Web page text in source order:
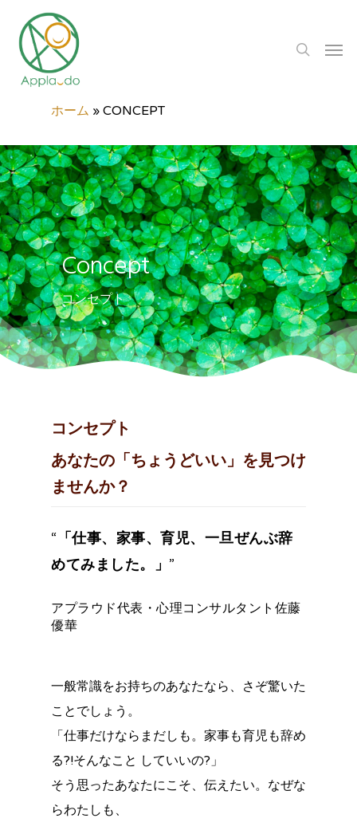
ホーム » CONCEPT
Concept
コンセプト
コンセプト
あなたの「ちょうどいい」を見つけ
ませんか？
“ 「仕事、家事、育児、一旦ぜんぶ辞
めてみました。」 ”
アプラウド代表・心理コンサルタント佐藤
優華
一般常識をお持ちのあなたなら、さぞ驚いた
ことでしょう。
「仕事だけならまだしも。家事も育児も辞め
る?!そんなこと していいの?」
そう思ったあなたにこそ、伝えたい。なぜな
らわたしも、